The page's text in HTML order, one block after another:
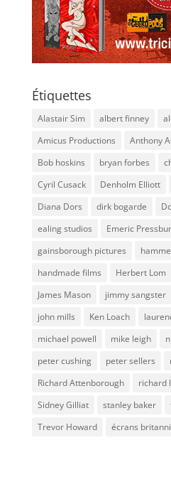
Étiquettes
Alastair Sim albert finney
Amicus Productions
Anthony
Bob hoskins
bryan forbes
Cyril Cusack
Denholm Elliott
Diana Dors
dirk bogarde
ealing studios
Emeric
gainsborough pictures
handmade films
Herbert Lom
James Mason
jimmy sangster
john mills
Ken Loach
michael powell
mike leigh
peter cushing
peter sellers
Richard Attenborough
richard
Sidney Gilliat
stanley baker
Trevor Howard
écrans